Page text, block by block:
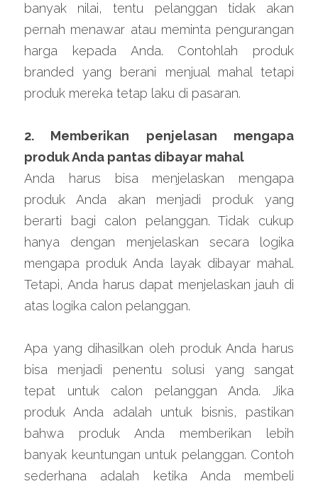
banyak nilai, tentu pelanggan tidak akan
pernah menawar atau meminta pengurangan
harga kepada Anda. Contohlah produk
branded yang berani menjual mahal tetapi
produk mereka tetap laku di pasaran.
2. Memberikan penjelasan mengapa
produk Anda pantas dibayar mahal
Anda harus bisa menjelaskan mengapa
produk Anda akan menjadi produk yang
berarti bagi calon pelanggan. Tidak cukup
hanya dengan menjelaskan secara logika
mengapa produk Anda layak dibayar mahal.
Tetapi, Anda harus dapat menjelaskan jauh di
atas logika calon pelanggan.
Apa yang dihasilkan oleh produk Anda harus
bisa menjadi penentu solusi yang sangat
tepat untuk calon pelanggan Anda. Jika
produk Anda adalah untuk bisnis, pastikan
bahwa produk Anda memberikan lebih
banyak keuntungan untuk pelanggan. Contoh
sederhana adalah ketika Anda membeli